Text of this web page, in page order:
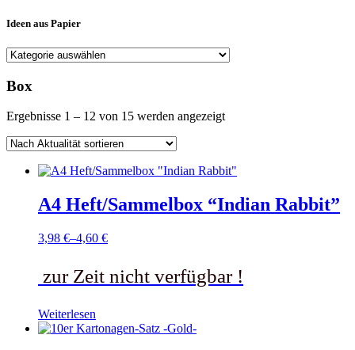
Ideen aus Papier
Box
Ergebnisse 1 – 12 von 15 werden angezeigtNach
A4 Heft/Sammelbox “Indian Rabbit”
3,98 €–4,60 €
zur Zeit nicht verfügbar !
Weiterlesen